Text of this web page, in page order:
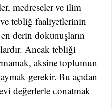
medreseler ve ilim
tebliğ faaliyetlerinin
derin dokunuşların
Ancak tebliği
aksine toplumun
gerekir. Bu açıdan
değerlerle donatmak